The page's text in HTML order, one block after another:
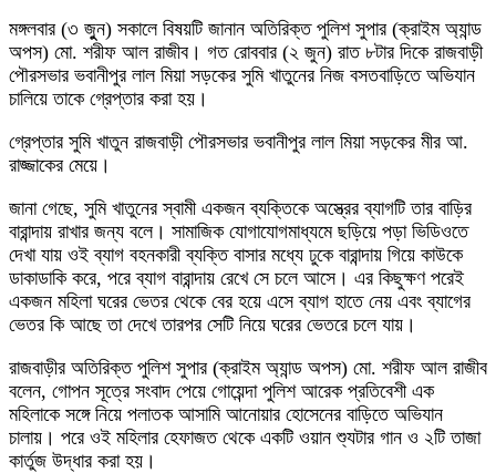
মঙ্গলবার (৩ জুুন) সকালে বিষয়টি জানান অতিরিক্ত পুলিশ সুপার (ক্রাইম অ্যান্ড
অপস) মো. শরীফ আল রাজীব। গত রোববার (২ জুন) রাত ৮টার দিকে রাজবাড়ী
পৌরসভার ভবানীপুর লাল মিয়া সড়কের সুমি খাতুনের নিজ বসতবাড়িতে অভিযান
চালিয়ে তাকে গ্রেপ্তার করা হয়।
গ্রেপ্তার সুমি খাতুন রাজবাড়ী পৌরসভার ভবানীপুর লাল মিয়া সড়কের মীর আ.
রাজ্জাকের মেয়ে।
জানা গেছে, সুমি খাতুনের স্বামী একজন ব্যক্তিকে অস্ত্রের ব্যাগটি তার বাড়ির
বারান্দায় রাখার জন্য বলে। সামাজিক যোগাযোগমাধ্যমে ছড়িয়ে পড়া ভিডিওতে
দেখা যায় ওই ব্যাগ বহনকারী ব্যক্তি বাসার মধ্যে ঢুকে বারান্দায় গিয়ে কাউকে
ডাকাডাকি করে, পরে ব্যাগ বারান্দায় রেখে সে চলে আসে। এর কিছুক্ষণ পরেই
একজন মহিলা ঘরের ভেতর থেকে বের হয়ে এসে ব্যাগ হাতে নেয় এবং ব্যাগের
ভেতর কি আছে তা দেখে তারপর সেটি নিয়ে ঘরের ভেতরে চলে যায়।
রাজবাড়ীর অতিরিক্ত পুলিশ সুপার (ক্রাইম অ্যান্ড অপস) মো. শরীফ আল রাজীব
বলেন, গোপন সূত্রে সংবাদ পেয়ে গোয়েন্দা পুলিশ আরেক প্রতিবেশী এক
মহিলাকে সঙ্গে নিয়ে পলাতক আসামি আনোয়ার হোসেনের বাড়িতে অভিযান
চালায়। পরে ওই মহিলার হেফাজত থেকে একটি ওয়ান শ্যুটার গান ও ২টি তাজা
কার্তুজ উদ্ধার করা হয়।